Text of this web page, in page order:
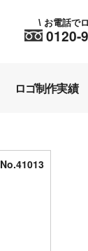
0120-
\ お電話で
ロゴ制作実績
No.41013